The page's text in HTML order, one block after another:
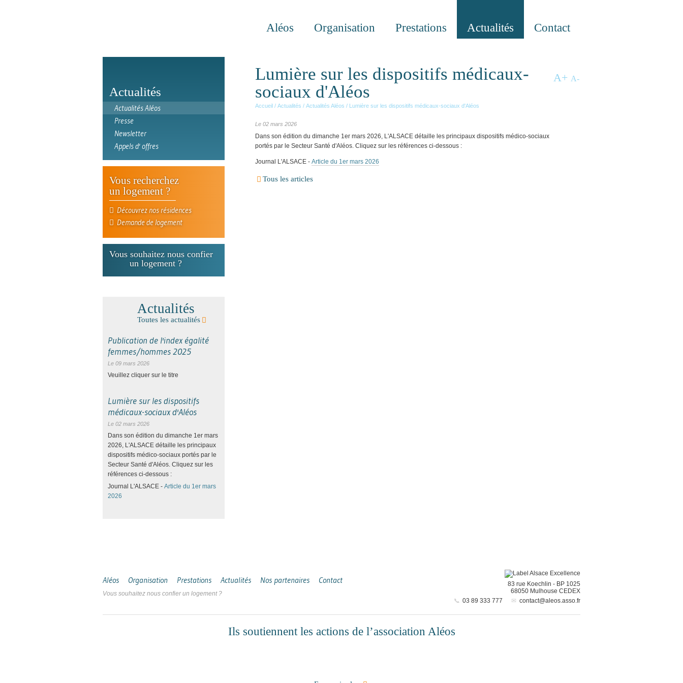
Aléos Organisation Prestations Actualités Contact
A+ A-
Lumière sur les dispositifs médicaux-
sociaux d'Aléos
Accueil / Actualités / Actualités Aléos / Lumière sur les dispositifs médicaux-sociaux d'Aléos
Le 02 mars 2026
Dans son édition du dimanche 1er mars 2026, L'ALSACE détaille les principaux dispositifs médico-sociaux
portés par le Secteur Santé d'Aléos. Cliquez sur les références ci-dessous :
Journal L'ALSACE - Article du 1er mars 2026
Tous les articles
Actualités
Actualités Aléos
Presse
Newsletter
Appels d' offres
Vous recherchez
un logement ?
Découvrez nos résidences
Demande de logement
Vous souhaitez nous confier
un logement ?
Actualités
Toutes les actualités
Publication de l'index égalité
femmes/hommes 2025
Le 09 mars 2026
Veuillez cliquer sur le titre
Lumière sur les dispositifs
médicaux-sociaux d'Aléos
Le 02 mars 2026
Dans son édition du dimanche 1er mars
2026, L'ALSACE détaille les principaux
dispositifs médico-sociaux portés par le
Secteur Santé d'Aléos. Cliquez sur les
références ci-dessous :
Journal L'ALSACE - Article du 1er mars
2026
Aléos Organisation Prestations Actualités Nos partenaires Contact
Vous souhaitez nous confier un logement ?
83 rue Koechlin - BP 1025
68050 Mulhouse CEDEX
03 89 333 777
contact@aleos.asso.fr
Ils soutiennent les actions de l’association Aléos